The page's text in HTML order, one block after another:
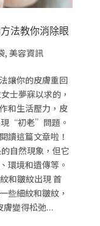
法教你消除眼
, 美容資訊
讓你的皮膚重回
士夢寐以求的，
和生活壓力，皮
現“初老”問題。
讀這篇文章啦！
自然現象，但它
環境和遺傳等。
和皺紋出現 首
些細紋和皺紋，
變得松弛...